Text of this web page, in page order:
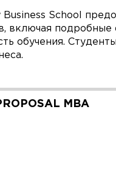
School
включая подробные
обучения.
MBA